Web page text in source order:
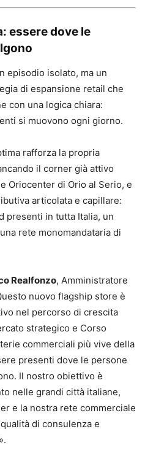
essere dove le
episodio isolato, ma un
di espansione retail che
con una logica chiara:
si muovono ogni giorno.
rafforza la propria
il corner già attivo
Oriocenter di Orio al Serio, e
articolata e capillare:
presenti in tutta Italia, un
rete monomandataria di
Realfonzo, Amministratore
nuovo flagship store è
nel percorso di crescita
strategico e Corso
commerciali più vive della
presenti dove le persone
Il nostro obiettivo è
nelle grandi città italiane,
e la nostra rete commerciale
di consulenza e